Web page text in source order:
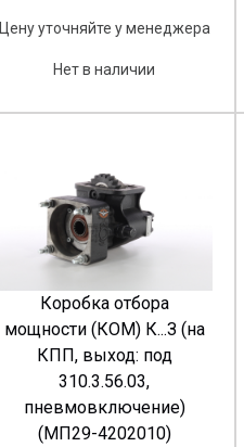
Цену уточняйте у менеджера
Нет в наличии
Коробка отбора
мощности (КОМ) К...З (на
КПП, выход: под
310.3.56.03,
пневмовключение)
(МП29-4202010)